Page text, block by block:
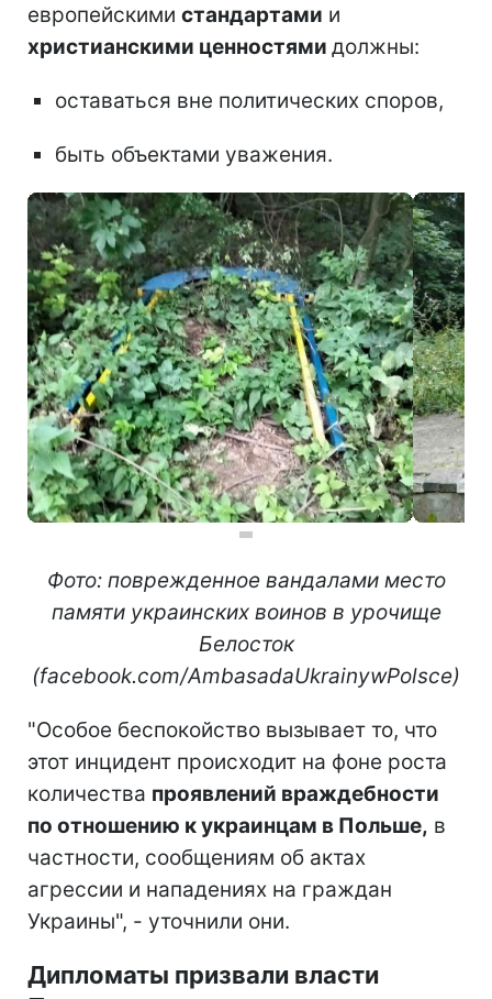
европейскими стандартами и
христианскими ценностями должны:
оставаться вне политических споров,
быть объектами уважения.
Фото: поврежденное вандалами место
памяти украинских воинов в урочище
Белосток
(facebook.com/AmbasadaUkrainywPolsce)
"Особое беспокойство вызывает то, что
этот инцидент происходит на фоне роста
количества проявлений враждебности
по отношению к украинцам в Польше, в
частности, сообщениям об актах
агрессии и нападениях на граждан
Украины", - уточнили они.
Дипломаты призвали власти